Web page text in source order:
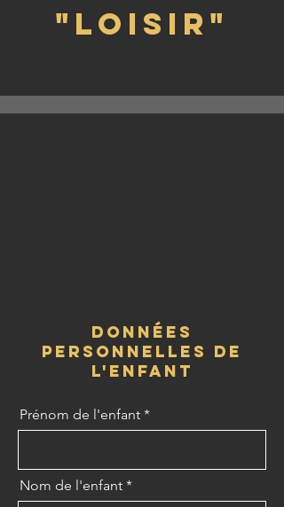
"loisir"
données
personnelles de
l'enfant
Prénom de l'enfant
Nom de l'enfant